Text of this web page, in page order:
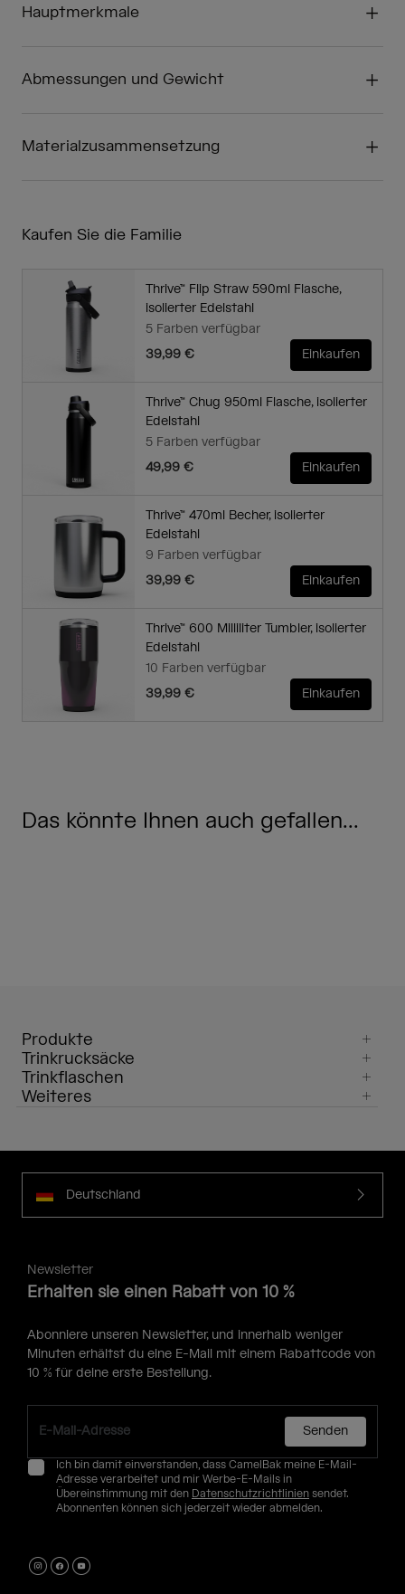
Hauptmerkmale
Abmessungen und Gewicht
Materialzusammensetzung
Kaufen Sie die Familie
Thrive™ Flip Straw 590ml Flasche,
isolierter Edelstahl
5 Farben verfügbar
39,99 €
Einkaufen
Thrive™ Chug 950ml Flasche, isolierter
Edelstahl
5 Farben verfügbar
49,99 €
Einkaufen
Thrive™ 470ml Becher, isolierter
Edelstahl
9 Farben verfügbar
39,99 €
Einkaufen
Thrive™ 600 Milliliter Tumbler, isolierter
Edelstahl
10 Farben verfügbar
39,99 €
Einkaufen
Das könnte Ihnen auch gefallen...
Produkte
Trinkrucksäcke
Trinkflaschen
Weiteres
Deutschland
Newsletter
Erhalten sie einen Rabatt von 10 %
Abonniere unseren Newsletter, und innerhalb weniger
Minuten erhältst du eine E-Mail mit einem Rabattcode von
10 % für deine erste Bestellung.
Senden
Ich bin damit einverstanden, dass CamelBak meine E-Mail-
Adresse verarbeitet und mir Werbe-E-Mails in
Übereinstimmung mit den Datenschutzrichtlinien sendet.
Abonnenten können sich jederzeit wieder abmelden.